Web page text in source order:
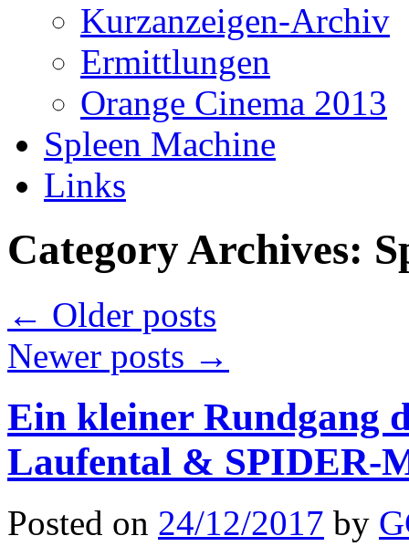
Kurzanzeigen-Archiv
Ermittlungen
Orange Cinema 2013
Spleen Machine
Links
Category Archives:
← Older posts
Newer posts →
Ein kleiner Rundgang
Laufental & SPIDER-
Posted on 24/12/2017 by